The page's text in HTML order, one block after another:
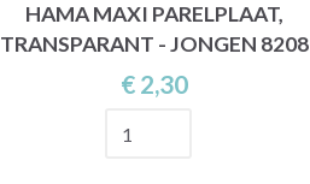
HAMA MAXI PARELPLAAT,
TRANSPARANT - JONGEN 8208
€ 2,30